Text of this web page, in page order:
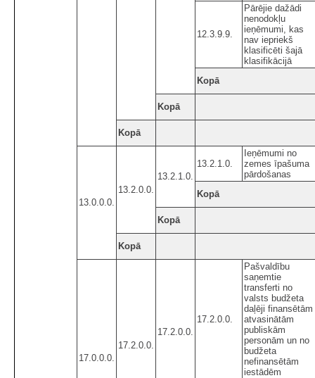
12.3.9.9.
Pārējie dažādi
nenodokļu
ieņēmumi, kas
nav iepriekš
klasificēti šajā
klasifikācijā
Kopā
Kopā
Kopā
13.0.0.0.
13.2.0.0.
13.2.1.0.
13.2.1.0.
Ieņēmumi no
zemes īpašuma
pārdošanas
Kopā
Kopā
Kopā
17.0.0.0.
17.2.0.0.
17.2.0.0.
17.2.0.0.
Pašvaldību
saņemtie
transferti no
valsts budžeta
daļēji finansētām
atvasinātām
publiskām
personām un no
budžeta
nefinansētām
iestādēm